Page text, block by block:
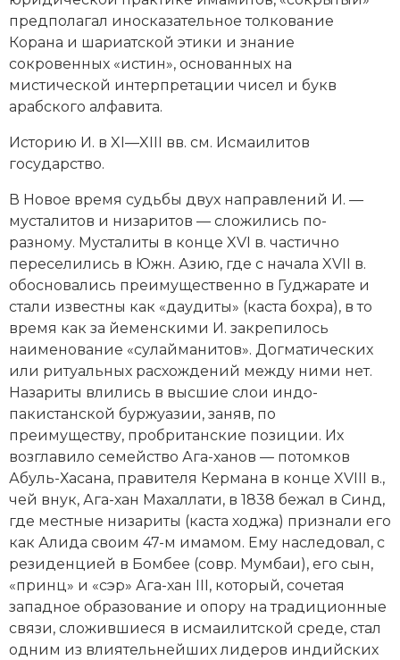
предполагал иносказательное толкование
Корана и шариатской этики и знание
сокровенных «истин», основанных на
мистической интерпретации чисел и букв
арабского алфавита.
Историю И. в XI—XIII вв. см. Исмаилитов
государство.
В Новое время судьбы двух направлений И. —
мусталитов и низаритов — сложились по-
разному. Мусталиты в конце XVI в. частично
переселились в Южн. Азию, где с начала XVII в.
обосновались преимущественно в Гуджарате и
стали известны как «даудиты» (каста бохра), в то
время как за йеменскими И. закрепилось
наименование «сулайманитов». Догматических
или ритуальных расхождений между ними нет.
Назариты влились в высшие слои индо-
пакистанской буржуазии, заняв, по
преимуществу, пробританские позиции. Их
возглавило семейство Ага-ханов — потомков
Абуль-Хасана, правителя Кермана в конце XVIII в.,
чей внук, Ага-хан Махаллати, в 1838 бежал в Синд,
где местные низариты (каста ходжа) признали его
как Алида своим 47-м имамом. Ему наследовал, с
резиденцией в Бомбее (совр. Мумбаи), его сын,
«принц» и «сэр» Ага-хан III, который, сочетая
западное образование и опору на традиционные
связи, сложившиеся в исмаилитской среде, стал
одним из влиятельнейших лидеров индийских